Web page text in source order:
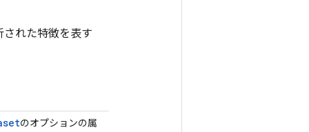
された特徴を表す
のオプションの属